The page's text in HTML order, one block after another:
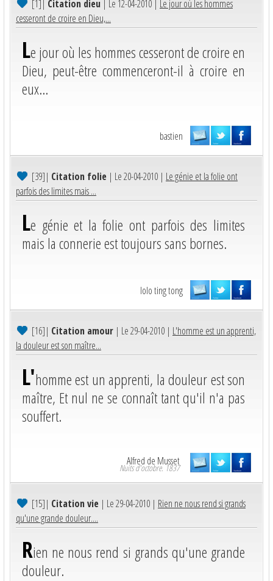
[1] Citation dieu | Le 12-04-2010 | Le jour où les hommes
cesseront de croire en Dieu,...
Le jour où les hommes cesseront de croire en
Dieu, peut-être commenceront-il à croire en
eux...
bastien
[39]| Citation folie | Le 20-04-2010 | Le génie et la folie ont
parfois des limites mais ...
Le génie et la folie ont parfois des limites
mais la connerie est toujours sans bornes.
lolo ting tong
[16]| Citation amour | Le 29-04-2010 | L'homme est un apprenti,
la douleur est son maître...
L'homme est un apprenti, la douleur est son
maître, Et nul ne se connaît tant qu'il n'a pas
souffert.
Alfred de Musset
Nuits d'octobre. 1837
[15]| Citation vie | Le 29-04-2010 | Rien ne nous rend si grands
qu'une grande douleur....
Rien ne nous rend si grands qu'une grande
douleur.